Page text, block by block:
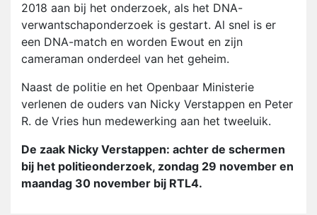
2018 aan bij het onderzoek, als het DNA-
verwantschaponderzoek is gestart. Al snel is er
een DNA-match en worden Ewout en zijn
cameraman onderdeel van het geheim.
Naast de politie en het Openbaar Ministerie
verlenen de ouders van Nicky Verstappen en Peter
R. de Vries hun medewerking aan het tweeluik.
De zaak Nicky Verstappen: achter de schermen
bij het politieonderzoek, zondag 29 november en
maandag 30 november bij RTL4.